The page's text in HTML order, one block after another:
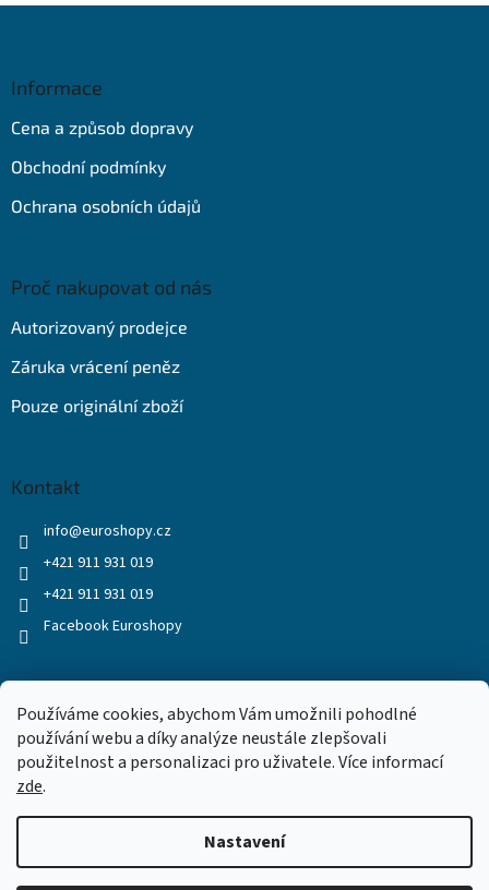
Používáme cookies, abychom Vám umožnili pohodlné
používání webu a díky analýze neustále zlepšovali
použitelnost a personalizaci pro uživatele. Více informací
zde.
Nastavení
Informace
Cena a způsob dopravy
Obchodní podmínky
Ochrana osobních údajů
Proč nakupovat od nás
Autorizovaný prodejce
Záruka vrácení peněz
Pouze originální zboží
Kontakt
info@euroshopy.cz
+421 911 931 019
+421 911 931 019
Facebook Euroshopy
Vytvořil Shoptet